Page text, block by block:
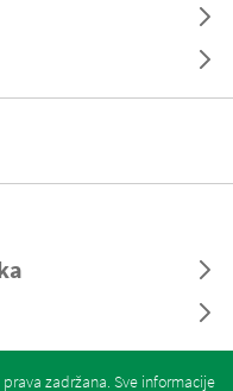
zadržana. Sve informacije